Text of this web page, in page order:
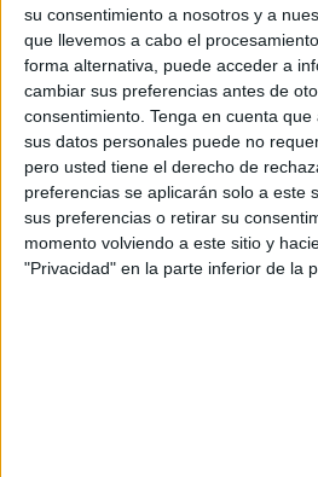
su consentimiento a nosotros y a
que llevemos a cabo el
forma alternativa, puede acceder a
cambiar sus preferencias antes de
consentimiento. Tenga en cuenta
sus datos personales puede no
pero usted tiene el derecho de
preferencias se aplicarán solo a este
sus preferencias o retirar su
momento volviendo a este sitio y
"Privacidad" en la parte inferior de la
DOS